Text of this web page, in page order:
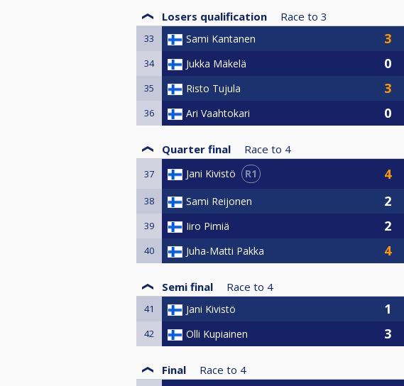
Losers qualification Race to 3
33 Sami Kantanen
34 Jukka Mäkelä
35 Risto Tujula
36 Ari Vaahtokari
Quarter final Race to 4
37 Jani Kivistö R1
38 Sami Reijonen
39 Iiro Pimiä
40 Juha-Matti Pakka
Semi final Race to 4
41 Jani Kivistö
42 Olli Kupiainen
Final Race to 4